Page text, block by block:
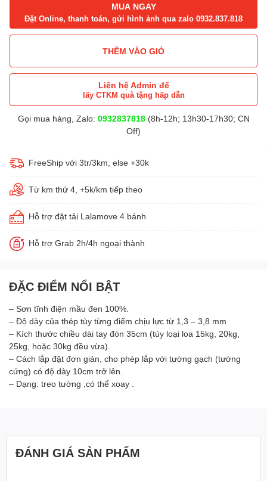
MUA NGAY
Đặt Online, thanh toán, gửi hình ảnh qua zalo 0932.837.818
THÊM VÀO GIỎ
Liên hệ Admin để
lấy CTKM quà tặng hấp dẫn
Gọi mua hàng, Zalo: 0932837818(8h-12h; 13h30-17h30; CN
Off)
FreeShip với 3tr/3km, else +30k
Từ km thứ 4, +5k/km tiếp theo
Hỗ trợ đặt tải Lalamove 4 bánh
Hỗ trợ Grab 2h/4h ngoại thành
ĐẶC ĐIỂM NỔI BẬT
– Sơn tĩnh điện mầu đen 100%.
– Độ dày của thép tùy từng điểm chịu lực từ 1,3 – 3,8 mm
– Kích thước chiều dài tay đòn 35cm (tùy loại loa 15kg, 20kg,
25kg, hoặc 30kg đều vừa).
– Cách lắp đặt đơn giản, cho phép lắp với tường gạch (tường
cứng) có độ dày 10cm trở lên.
– Dạng: treo tường ,có thể xoay .
ĐÁNH GIÁ SẢN PHẨM